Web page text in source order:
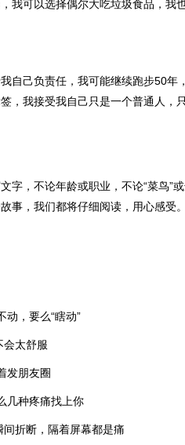
我可以选择偶尔大吃垃圾食品，我
自己负责任，我可能继续跑步50
，我接受我自己只是一个普通人，
字，不论年龄或职业，不论“菜鸟”
事，我们都将仔细阅读，用心感受。
动，要么“瞎动”
会太舒服
发朋友圈
几种疼痛找上你
折断，隔着屏幕都是痛